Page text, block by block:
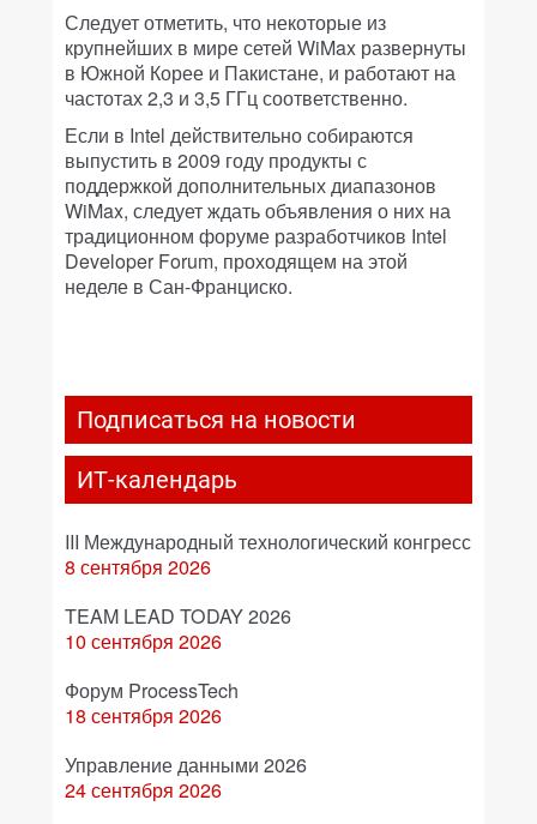
Следует отметить, что некоторые из
крупнейших в мире сетей WiMax развернуты
в Южной Корее и Пакистане, и работают на
частотах 2,3 и 3,5 ГГц соответственно.
Если в Intel действительно собираются
выпустить в 2009 году продукты с
поддержкой дополнительных диапазонов
WiMax, следует ждать объявления о них на
традиционном форуме разработчиков Intel
Developer Forum, проходящем на этой
неделе в Сан-Франциско.
Подписаться на новости
ИТ-календарь
III Международный технологический конгресс
8 сентября 2026
TEAM LEAD TODAY 2026
10 сентября 2026
Форум ProcessTech
18 сентября 2026
Управление данными 2026
24 сентября 2026